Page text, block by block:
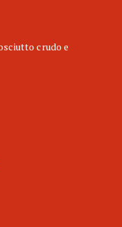
crudo e